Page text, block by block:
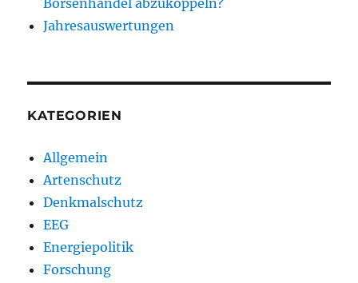
Börsenhandel abzukoppeln?
Jahresauswertungen
KATEGORIEN
Allgemein
Artenschutz
Denkmalschutz
EEG
Energiepolitik
Forschung